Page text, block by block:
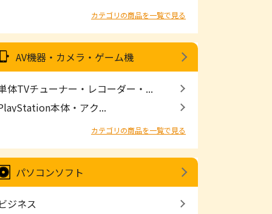
カテゴリの商品を一覧で見る
AV機器・カメラ・ゲーム機
体TVチューナー・レコーダー・...
本体・アク...
カテゴリの商品を一覧で見る
パソコンソフト
ジネス